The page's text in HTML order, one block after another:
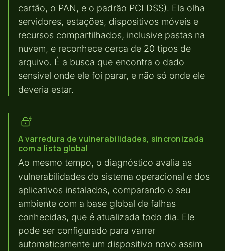
cartão, o PAN, e o padrão PCI DSS). Ela olha
servidores, estações, dispositivos móveis e
recursos compartilhados, inclusive pastas na
nuvem, e reconhece cerca de 20 tipos de
arquivo. É a busca que encontra o dado
sensível onde ele foi parar, e não só onde ele
deveria estar.
A varredura de vulnerabilidades, sincronizada
com a lista global
Ao mesmo tempo, o diagnóstico avalia as
vulnerabilidades do sistema operacional e dos
aplicativos instalados, comparando o seu
ambiente com a base global de falhas
conhecidas, que é atualizada todo dia. Ele
pode ser configurado para varrer
automaticamente um dispositivo novo assim